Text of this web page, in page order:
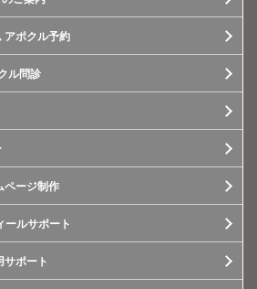
アポクル予約
ル問診
ページ制作
ールサポート
サポート